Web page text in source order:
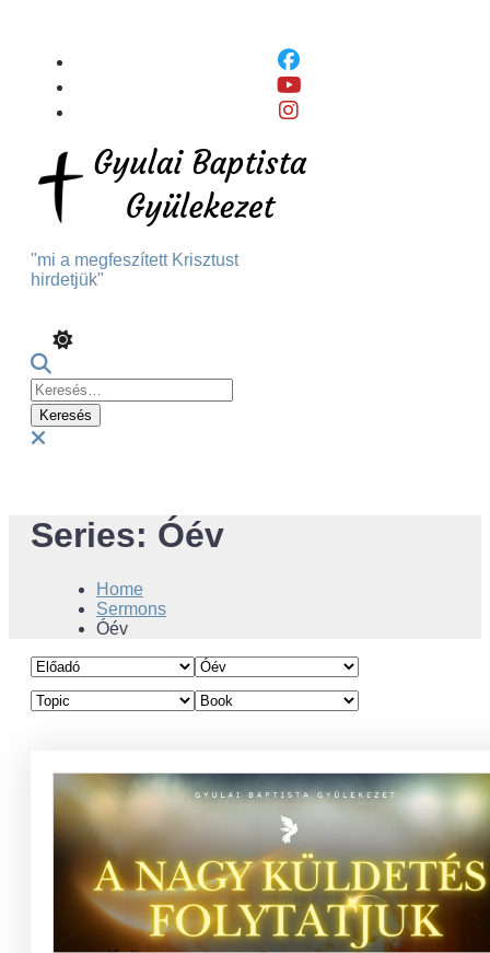
Content
"mi a megfeszített Krisztust
hirdetjük"
Keresés:
Series: Óév
Home
Sermons
Óév